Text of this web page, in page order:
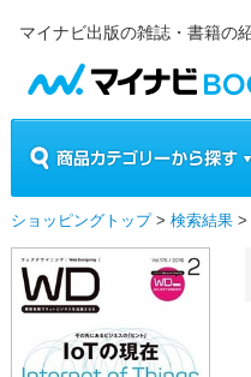
マイナビ出版の雑誌・書籍の
ショッピングトップ> 検索結果 >